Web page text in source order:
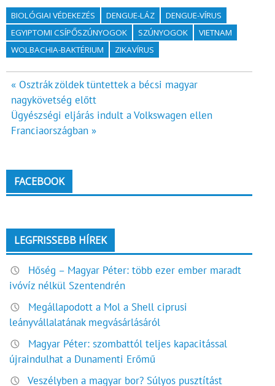
BIOLÓGIAI VÉDEKEZÉS DENGUE-LÁZ
DENGUE-VÍRUS
EGYIPTOMI CSÍPŐSZÚNYOGOK
SZÚNYOGOK
VIETNAM
WOLBACHIA-BAKTÉRIUM
ZIKAVÍRUS
Bejegyzés
navigáció
« Osztrák zöldek tüntettek a bécsi magyar
nagykövetség előtt
Ügyészségi eljárás indult a Volkswagen ellen
Franciaországban »
FACEBOOK
LEGFRISSEBB HÍREK
Hőség – Magyar Péter: több ezer ember maradt
ivóvíz nélkül Szentendrén
Megállapodott a Mol a Shell ciprusi
leányvállalatának megvásárlásáról
Magyar Péter: szombattól teljes kapacitással
újraindulhat a Dunamenti Erőmű
Veszélyben a magyar bor? Súlyos pusztítást